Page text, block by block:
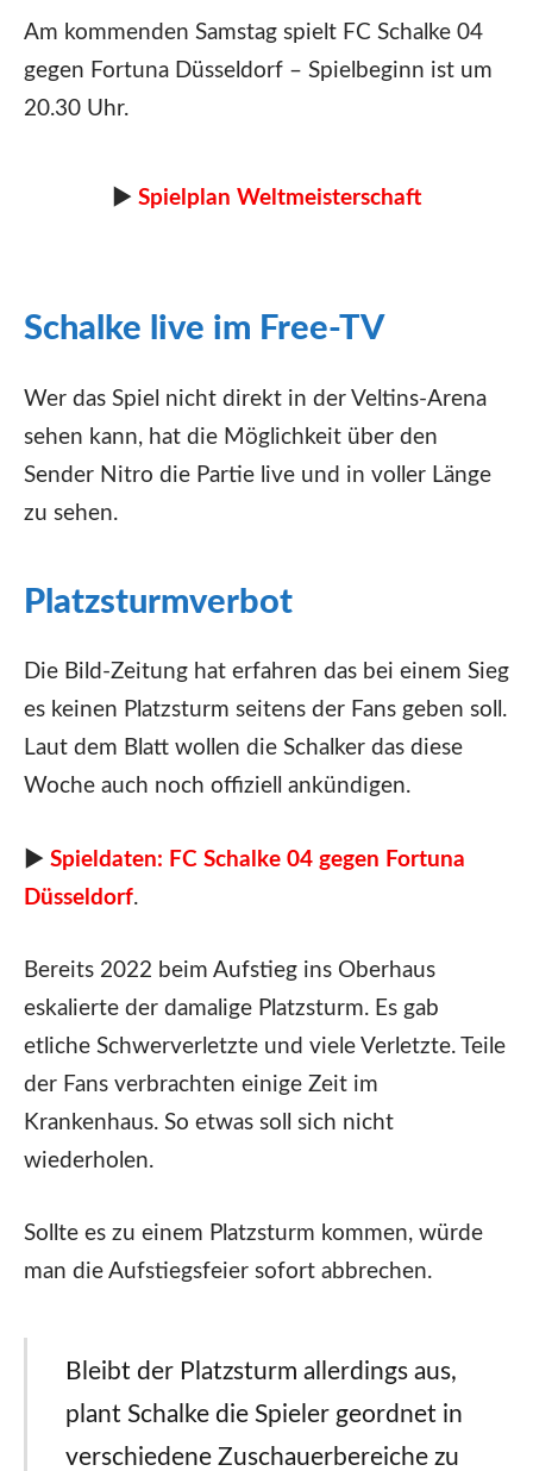
Am kommenden Samstag spielt FC Schalke 04
gegen Fortuna Düsseldorf – Spielbeginn ist um
20.30 Uhr.
► Spielplan Weltmeisterschaft
Schalke live im Free-TV
Wer das Spiel nicht direkt in der Veltins-Arena
sehen kann, hat die Möglichkeit über den
Sender Nitro die Partie live und in voller Länge
zu sehen.
Platzsturmverbot
Die Bild-Zeitung hat erfahren das bei einem Sieg
es keinen Platzsturm seitens der Fans geben soll.
Laut dem Blatt wollen die Schalker das diese
Woche auch noch offiziell ankündigen.
► Spieldaten: FC Schalke 04 gegen Fortuna
Düsseldorf.
Bereits 2022 beim Aufstieg ins Oberhaus
eskalierte der damalige Platzsturm. Es gab
etliche Schwerverletzte und viele Verletzte. Teile
der Fans verbrachten einige Zeit im
Krankenhaus. So etwas soll sich nicht
wiederholen.
Sollte es zu einem Platzsturm kommen, würde
man die Aufstiegsfeier sofort abbrechen.
Bleibt der Platzsturm allerdings aus,
plant Schalke die Spieler geordnet in
verschiedene Zuschauerbereiche zu